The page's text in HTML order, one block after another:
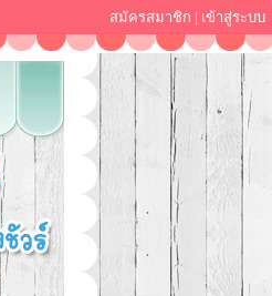
สมัครสมาชิก | เข้าสู่ระบบ